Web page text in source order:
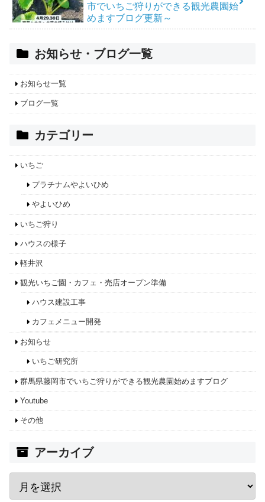
市でいちご狩りができる観光農園始
めますブログ更新～
お知らせ・ブログ一覧
お知らせ一覧
ブログ一覧
カテゴリー
いちご
プラチナムやよいひめ
やよいひめ
いちご狩り
ハウスの様子
軽井沢
観光いちご園・カフェ・売店オープン準備
ハウス建設工事
カフェメニュー開発
お知らせ
いちご研究所
群馬県藤岡市でいちご狩りができる観光農園始めますブログ
Youtube
その他
アーカイブ